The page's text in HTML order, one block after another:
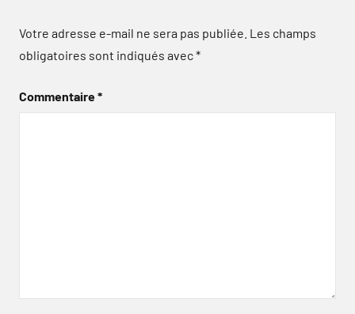
Votre adresse e-mail ne sera pas publiée. Les champs
obligatoires sont indiqués avec*
Commentaire*